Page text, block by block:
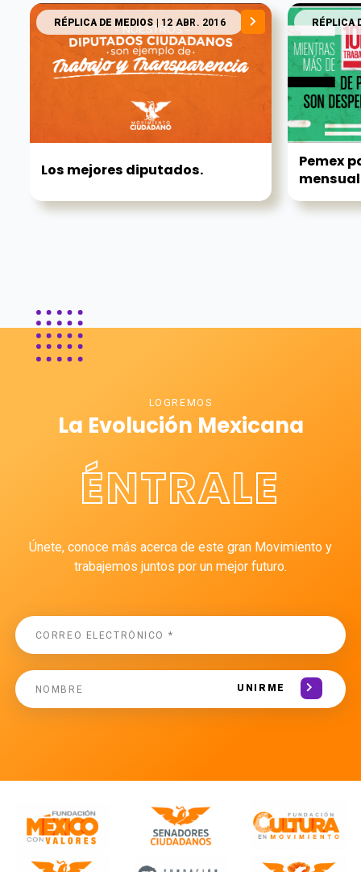
RÉPLICA DE MEDIOS | 12 ABR. 2016
Los mejores diputados.
RÉPLICA
Pemex
LOGREMOS
La Evolución Mexicana
ÉNTRALE
Únete, conoce más acerca de este gran Movimiento y
trabajemos juntos por un mejor futuro.
UNIRME